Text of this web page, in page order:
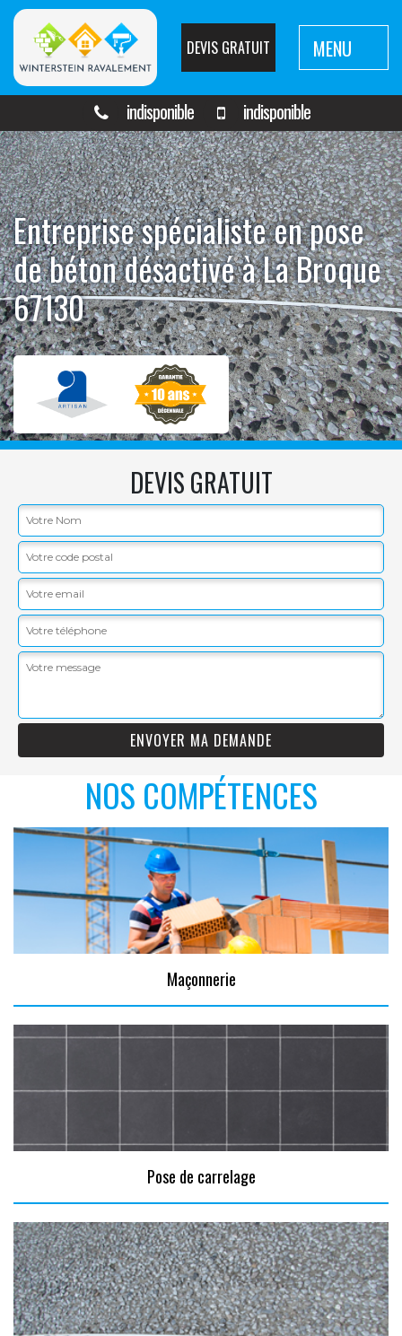
DEVIS GRATUIT MENU
indisponible indisponible
Entreprise spécialiste en pose
de béton désactivé à La Broque
67130
DEVIS GRATUIT
NOS COMPÉTENCES
Maçonnerie
Pose de carrelage